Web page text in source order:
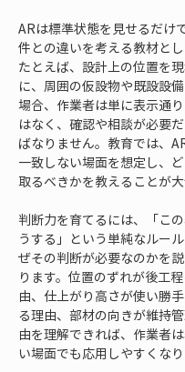
ARは標準状態を見せるだけ
件との違いを考える教材とし
たとえば、設計上の位置を
に、周囲の仮設物や既設設
場合、作業者は単に表示通
はなく、確認や相談が必要
ばなりません。教育では、
一致しない場面を想定し、
取るべきかを教えることが大
判断力を育てるには、「こ
うする」という単純なルー
ぜその判断が必要なのかを
ります。位置のずれが後工
由、仕上がり高さが使い勝
る理由、部材の向きが維持
由を理解できれば、作業者
い場面でも応用しやすくなり